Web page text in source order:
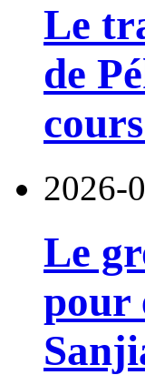
Le
de
2026-
Le
pour